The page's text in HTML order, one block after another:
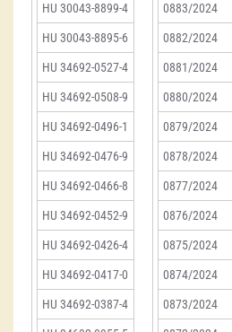
HU 30043-8899-4
HU 30043-8895-6
HU 34692-0527-4
HU 34692-0508-9
HU 34692-0496-1
HU 34692-0476-9
HU 34692-0466-8
HU 34692-0452-9
HU 34692-0426-4
HU 34692-0417-0
HU 34692-0387-4
0883/2024
0882/2024
0881/2024
0880/2024
0879/2024
0878/2024
0877/2024
0876/2024
0875/2024
0874/2024
0873/2024